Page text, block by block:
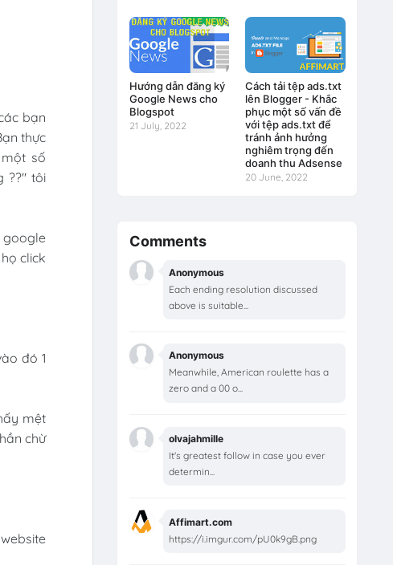
bạn
thực
số
??" tôi
google
click
đó 1
mệt
chừ
Hướng dẫn đăng ký
Google News cho
Blogspot
21 July, 2022
Cách tải tệp ads.txt
lên Blogger - Khắc
phục một số vấn đề
với tệp ads.txt để
tránh ảnh hưởng
nghiêm trọng đến
doanh thu Adsense
20 June, 2022
Comments
Anonymous
Each ending resolution discussed
above is suitable...
Anonymous
Meanwhile, American roulette has a
zero and a 00 o...
olvajahmille
It's greatest follow in case you ever
determin...
Affimart.com
https://i.imgur.com/pU0k9gB.png